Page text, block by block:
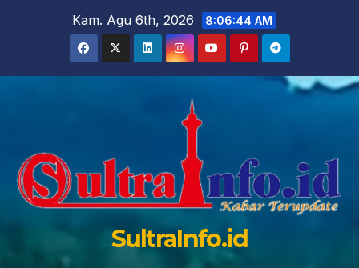
Kam. Agu 6th, 2026 8:06:46 AM
SultraInfo.id